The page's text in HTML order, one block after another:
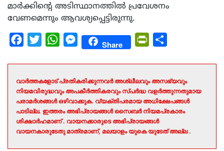
മാര്‍ക്കിന്റെ അടിസ്ഥാനത്തില്‍ പ്രവേശനം
വേണമെന്നും ആവശ്യപ്പെട്ടിരുന്നു.
Facebook
Twitter WhatsAppMessengerShare PrintFriendly
വാർത്തകളോട് പ്രതികരിക്കുന്നവർ അശ്ലീലവും അസഭ്യവും
നിയമവിരുദ്ധവും അപകീർത്തികരവും സ്പർദ്ധ വളർത്തുന്നതുമായ
പരാമർശങ്ങൾ ഒഴിവാക്കുക. വ്യക്തിപരമായ അധിക്ഷേപങ്ങൾ
പാടില്ല. ഇത്തരം അഭിപ്രായങ്ങൾ സൈബർ നിയമപ്രകാരം
ശിക്ഷാർഹമാണ് . വായനക്കാരുടെ അഭിപ്രായങ്ങൾ
വായനകാരുടേതു മാത്രമാണ്, മലയാളം യുകെ യുടേത് അല്ല .